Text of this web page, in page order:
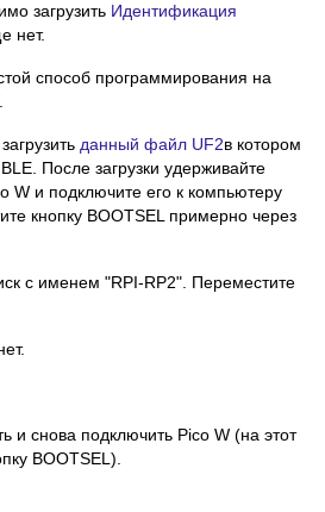
загрузить Идентификация
нет.
способ программирования на
данный файл UF2в котором
После загрузки удерживайте
W и подключите его к компьютеру
кнопку BOOTSEL примерно через
с именем "RPI-RP2". Переместите
и снова подключить Pico W (на этот
BOOTSEL).